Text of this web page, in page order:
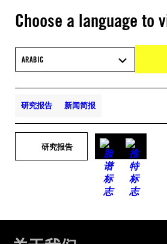
Choose a language to
ARABIC
研究报告 新闻简报
研究报告